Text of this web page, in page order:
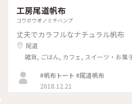
工房尾道帆布
コウボウオノミチハンプ
丈夫でカラフルなナチュラル帆布
尾道
雑貨, ごはん, カフェ, スイーツ・お菓
跡, ホテル・宿, おみやげ
#帆布トート #尾道帆布
2018.12.21